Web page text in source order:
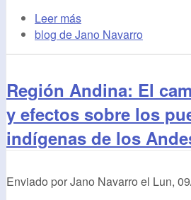
Leer más
blog de Jano Navarro
Región Andina: El
y efectos sobre los
indígenas de los
Enviado porJano Navarro el Lun,